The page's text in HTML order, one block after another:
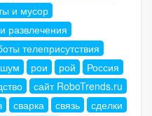
и мусор
развлечения
телеприсутствия
рои рой
Россия
сайт RoboTrends.ru
сварка связь
сделки